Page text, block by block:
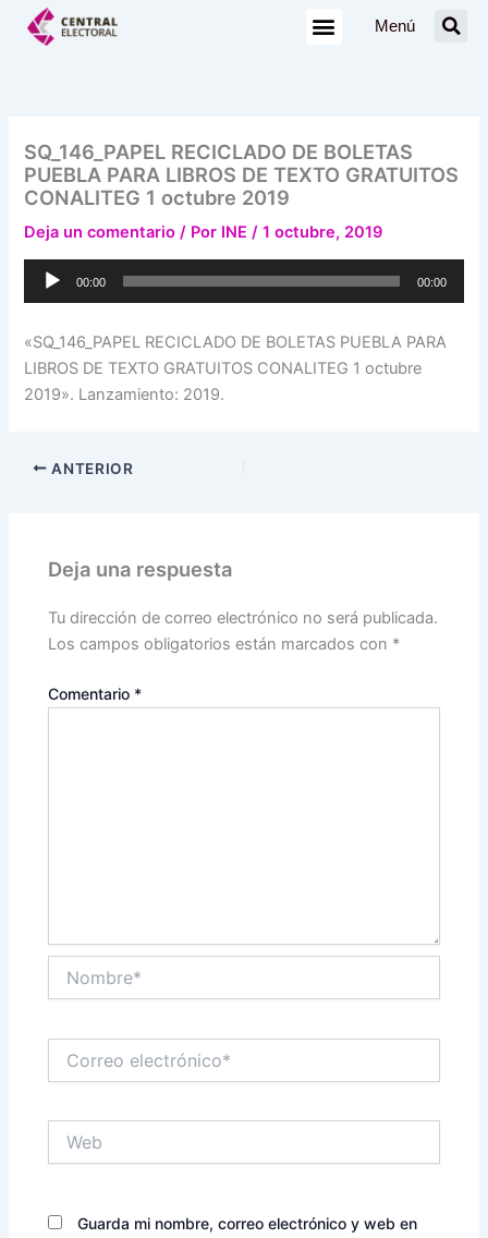
Menú
SQ_146_PAPEL RECICLADO DE BOLETAS
PUEBLA PARA LIBROS DE TEXTO GRATUITOS
CONALITEG 1 octubre 2019
Deja un comentario / Por INE/1 octubre, 2019
Reproductor
00:00 00:00
«SQ_146_PAPEL RECICLADO DE BOLETAS PUEBLA PARA
LIBROS DE TEXTO GRATUITOS CONALITEG 1 octubre
2019». Lanzamiento: 2019.
ANTERIOR
Deja una respuesta
Tu dirección de correo electrónico no será publicada.
Los campos obligatorios están marcados con *
Comentario *
electrónico*
Guarda mi nombre, correo electrónico y web en